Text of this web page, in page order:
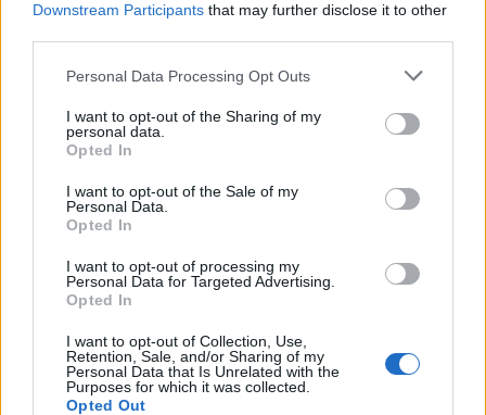
Downstream Participants that may further disclose it to other
Personal Data Processing Opt Outs
I want to opt-out of the Sharing of my
personal data.
Opted In
I want to opt-out of the Sale of my
Personal Data.
Opted In
I want to opt-out of processing my
Personal Data for Targeted Advertising.
Opted In
I want to opt-out of Collection, Use,
Retention, Sale, and/or Sharing of my
Personal Data that Is Unrelated with the
Purposes for which it was collected.
Opted Out